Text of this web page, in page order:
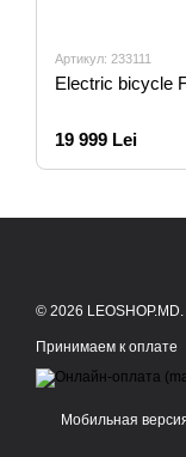
Артикул: 233111
Electric bicycle
19 999 Lei
© 2026
Принимаем к оплате
Мобильная